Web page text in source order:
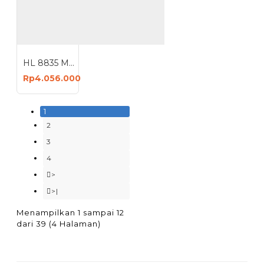
HL 8835 Multifuntion Mesin Bor Magnet Magnetic Drill 1200 Watt
Rp4.056.000
1
2
3
4
>
>|
Menampilkan 1 sampai 12
dari 39 (4 Halaman)